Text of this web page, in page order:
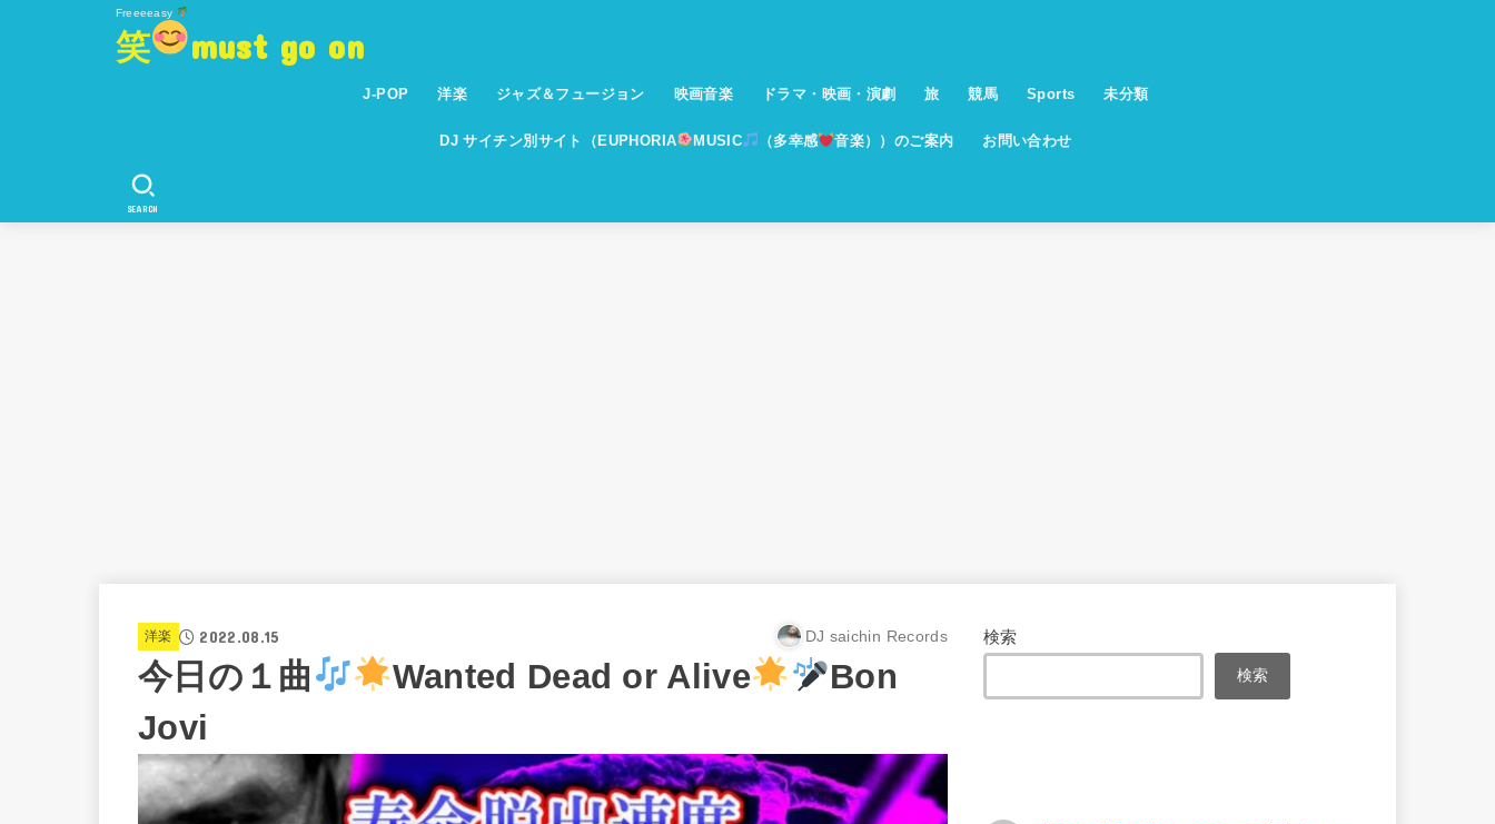
Freeeeasy
笑 must go on
J-POP 洋楽 ジャズ＆フュージョン 映画音楽 ドラマ・映画・演劇 旅 競馬 Sports 未分類
DJ サイチン別サイト（EUPHORIA MUSIC （多幸感 音楽））のご案内 お問い合わせ
SEARCH
洋楽 2022.08.15 DJ saichin Records
今日の１曲 Wanted Dead or Alive
Bon
Jovi
検索
検索